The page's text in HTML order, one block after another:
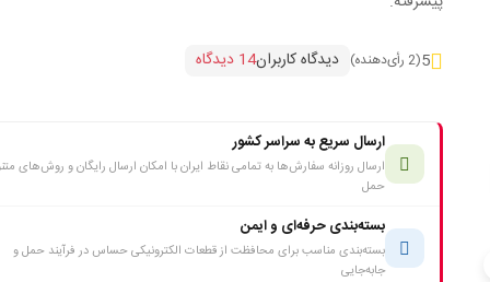
5(2 رأی‌دهنده) دیدگاه کاربران14 دیدگاه
ارسال سریع به سراسر کشور
ارسال روزانه سفارش‌ها به تمامی نقاط ایران با امکان ارسال رایگان و روش‌های
حمل
بسته‌بندی حرفه‌ای و ایمن
بسته‌بندی مناسب برای محافظت از قطعات الکترونیکی حساس در فرآیند حمل و
جابه‌جایی